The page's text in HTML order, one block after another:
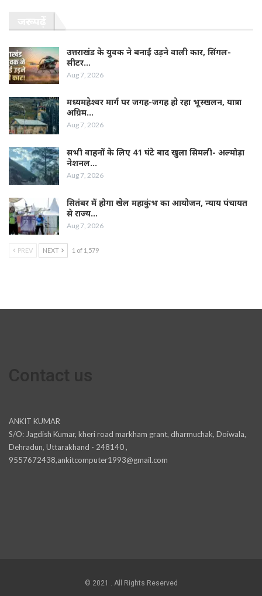
उत्तराखंड के युवक ने बनाई उड़ने वाली कार, सिंगल-
सीटर…
Aug 7, 2026
मध्यमहेश्वर मार्ग पर जगह-जगह हो रहा भूस्खलन, यात्रा
अग्रिम…
Aug 7, 2026
सभी वाहनों के लिए 41 घंटे बाद खुला सिमली- अल्मोड़ा
नेशनल…
Aug 7, 2026
सितंबर में होगा खेल महाकुंभ का आयोजन, न्याय पंचायत
से राज्य…
Aug 7, 2026
PREV NEXT 1 of 1,579
ANKIT KUMAR
S/O: Jagdish Kumar, kheri road markham grant, dharmuchak, Doiwala,
Dehradun, Uttarakhand - 248140 ,
9557672438,ankitcomputer1993@gmail.com
© 2021 . All Rights Reserved